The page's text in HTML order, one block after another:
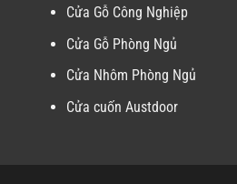
Cửa Gỗ Công Nghiệp
Cửa Gỗ Phòng Ngủ
Cửa Nhôm Phòng Ngủ
Cửa cuốn Austdoor